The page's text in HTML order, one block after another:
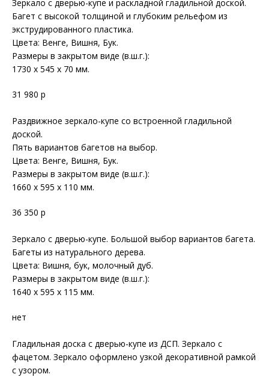
Зеркало с дверью-купе и раскладной гладильной доской.
Багет с высокой толщиной и глубоким рельефом из
экструдированного пластика.
Цвета: Венге, Вишня, Бук.
Размеры в закрытом виде (в.ш.г.):
1730 х 545 х 70 мм.
31 980 р
Раздвижное зеркало-купе со встроенной гладильной
доской.
Пять вариантов багетов на выбор.
Цвета: Венге, Вишня, Бук.
Размеры в закрытом виде (в.ш.г.):
1660 х 595 х 110 мм.
36 350 р
Зеркало с дверью-купе. Большой выбор вариантов багета.
Багеты из натурального дерева.
Цвета: Вишня, бук, молочный дуб.
Размеры в закрытом виде (в.ш.г.):
1640 х 595 х 115 мм.
нет
Гладильная доска с дверью-купе из ДСП. Зеркало с
фацетом. Зеркало оформлено узкой декоративной рамкой
с узором.